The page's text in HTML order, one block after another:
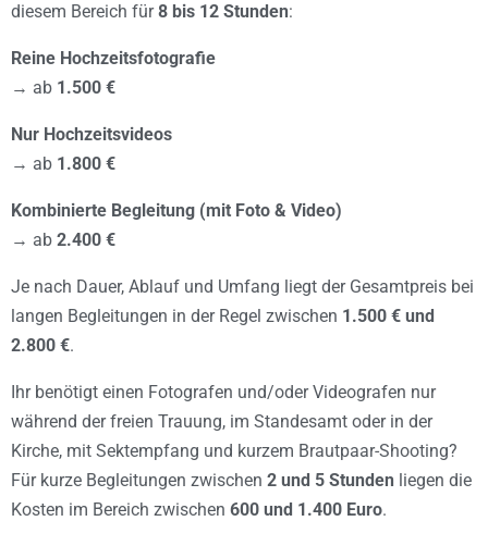
diesem Bereich für8 bis 12 Stunden:
Reine Hochzeitsfotografie
→ ab 1.500 €
Nur Hochzeitsvideos
→ ab 1.800 €
Kombinierte Begleitung (mit Foto & Video)
→ ab 2.400 €
Je nach Dauer, Ablauf und Umfang liegt der Gesamtpreis bei
langen Begleitungen in der Regel zwischen 1.500 € und
2.800 €.
Ihr benötigt einen Fotografen und/oder Videografen nur
während der freien Trauung, im Standesamt oder in der
Kirche, mit Sektempfang und kurzem Brautpaar-Shooting?
Für kurze Begleitungen zwischen 2 und 5 Stunden liegen die
Kosten im Bereich zwischen 600 und 1.400 Euro.